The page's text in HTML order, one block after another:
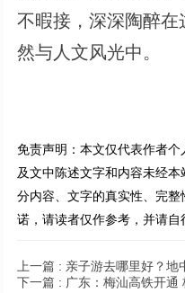
不暇接，深深陶醉在
然与人文风光中。
免责声明：本文仅代表作者
及文中陈述文字和内容未经
分内容、文字的真实性、完
诺，请读者仅作参考，并请自
上一篇 : 亲子游去哪里好？地
下一篇 : 广东：梅汕高铁开通